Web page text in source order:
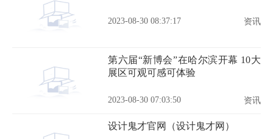
2023-08-30 08:37:17 资讯
第六届“新博会”在哈尔滨开幕 10大
展区可观可感可体验
2023-08-30 07:03:50 资讯
设计鬼才官网（设计鬼才网）